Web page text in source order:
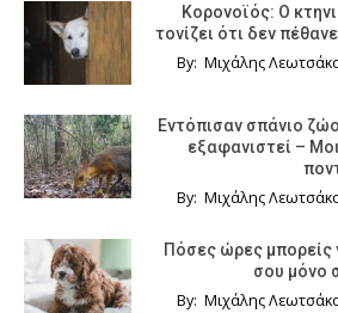
Κορονοϊός: Ο
τονίζει ότι δεν
By: Μιχάλης
Εντόπισαν σπάνιο
εξαφανιστεί –
By: Μιχάλης
Πόσες ώρες μπορείς
σου μόνο
By: Μιχάλης